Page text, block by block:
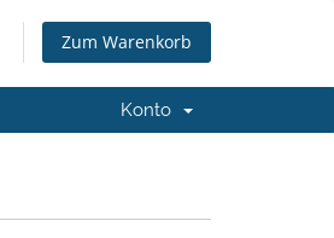
Zum Warenkorb
Konto